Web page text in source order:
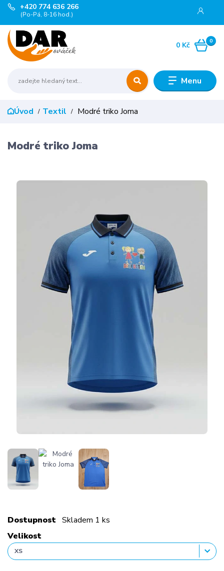
Menu
+420 774 636 266
(Po-Pá, 8-16 hod.)
0
0 Kč
Úvod Textil Modré triko Joma
Modré triko Joma
Dostupnost Skladem 1 ks
Velikost